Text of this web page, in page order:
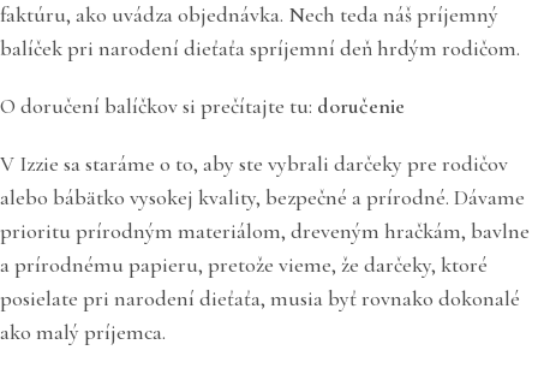
faktúru, ako uvádza objednávka. Nech teda náš príjemný
balíček pri narodení dieťaťa spríjemní deň hrdým rodičom.
O doručení balíčkov si prečítajte tu: doručenie
V Izzie sa staráme o to, aby ste vybrali darčeky pre rodičov
alebo bábätko vysokej kvality, bezpečné a prírodné. Dávame
prioritu prírodným materiálom, dreveným hračkám, bavlne
a prírodnému papieru, pretože vieme, že darčeky, ktoré
posielate pri narodení dieťaťa, musia byť rovnako dokonalé
ako malý príjemca.